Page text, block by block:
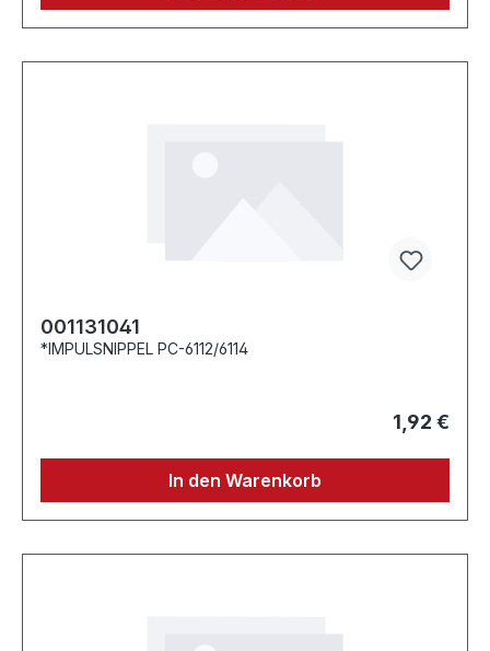
001131041
*IMPULSNIPPEL PC-6112/6114
1,92 €
In den Warenkorb